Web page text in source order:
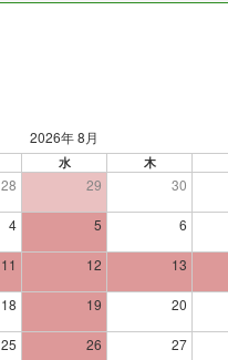
2026年 8月
水 木
28 29 30
4 5 6
11 12 13
18 19 20
25 26 27